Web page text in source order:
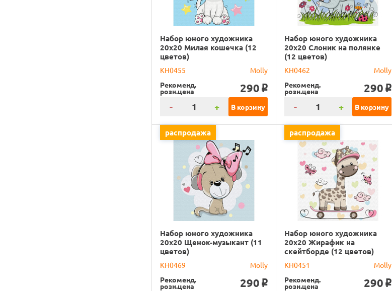
Набор юного художника
20х20 Милая кошечка (12
цветов)
KH0455
Molly
Рекоменд.
розн.цена 290 o
- + В корзину
Набор юного художника
20х20 Слоник на полянке
(12 цветов)
KH0462
Molly
Рекоменд.
розн.цена 290 o
- + В корзину
распродажа
Набор юного художника
20х20 Щенок-музыкант (11
цветов)
KH0469
Molly
Рекоменд.
розн.цена 290 o
распродажа
Набор юного художника
20х20 Жирафик на
скейтборде (12 цветов)
KH0451
Molly
Рекоменд.
розн.цена 290 o